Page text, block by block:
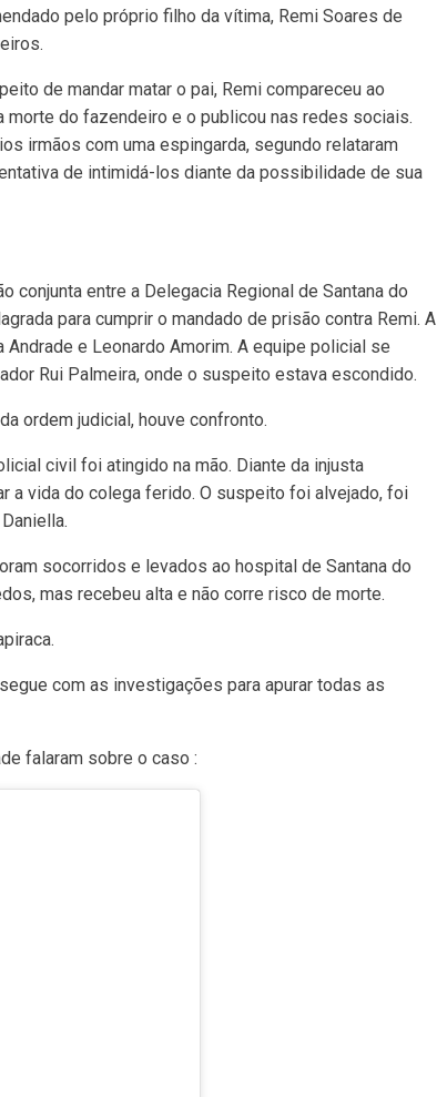
pelo próprio filho da vítima, Remi Soares de
de mandar matar o pai, Remi compareceu ao
morte do fazendeiro e o publicou nas redes sociais.
irmãos com uma espingarda, segundo relataram
de intimidá-los diante da possibilidade de sua
conjunta entre a Delegacia Regional de Santana do
para cumprir o mandado de prisão contra Remi. A
e Leonardo Amorim. A equipe policial se
Rui Palmeira, onde o suspeito estava escondido.
ordem judicial, houve confronto.
civil foi atingido na mão. Diante da injusta
a vida do colega ferido. O suspeito foi alvejado, foi
socorridos e levados ao hospital de Santana do
mas recebeu alta e não corre risco de morte.
com as investigações para apurar todas as
falaram sobre o caso :